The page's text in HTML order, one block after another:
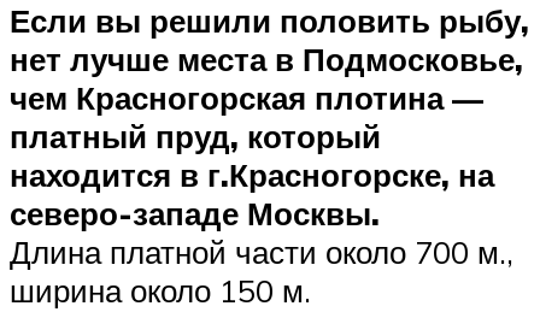
Если вы решили половить рыбу,
нет лучше места в Подмосковье,
чем Красногорская плотина—
платный пруд, который
находится в г.Красногорске, на
северо-западе Москвы.
Длина платной части около 700 м.,
ширина около 150 м.